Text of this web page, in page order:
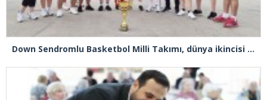
Down Sendromlu Basketbol Milli Takımı, dünya ikincisi oldu